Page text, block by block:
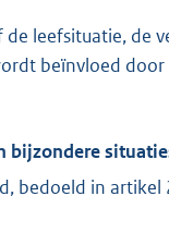
leefsituatie, de
beïnvloed
bijzondere
bedoeld in artikel